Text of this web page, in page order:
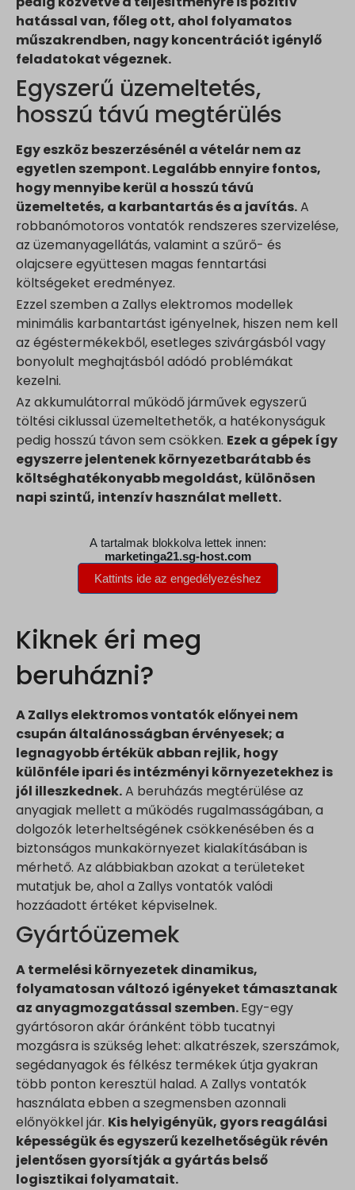
hatással van, főleg ott, ahol folyamatos
műszakrendben, nagy koncentrációt igénylő
feladatokat végeznek.
Egyszerű üzemeltetés,
hosszú távú megtérülés
Egy eszköz beszerzésénél a vételár nem az
egyetlen szempont. Legalább ennyire fontos,
hogy mennyibe kerül a hosszú távú
üzemeltetés, a karbantartás és a javítás.A
robbanómotoros vontatók rendszeres szervizelése,
az üzemanyagellátás, valamint a szűrő- és
olajcsere együttesen magas fenntartási
költségeket eredményez.
Ezzel szemben a Zallys elektromos modellek
minimális karbantartást igényelnek, hiszen nem kell
az égéstermékekből, esetleges szivárgásból vagy
bonyolult meghajtásból adódó problémákat
kezelni.
Az akkumulátorral működő járművek egyszerű
töltési ciklussal üzemeltethetők, a hatékonyságuk
pedig hosszú távon sem csökken. Ezek a gépek így
egyszerre jelentenek környezetbarátabb és
költséghatékonyabb megoldást, különösen
napi szintű, intenzív használat mellett.
Kiknek éri meg
beruházni?
A Zallys elektromos vontatók előnyei nem
csupán általánosságban érvényesek; a
legnagyobb értékük abban rejlik, hogy
különféle ipari és intézményi környezetekhez is
jól illeszkednek.A beruházás megtérülése az
anyagiak mellett a működés rugalmasságában, a
dolgozók leterheltségének csökkenésében és a
biztonságos munkakörnyezet kialakításában is
mérhető. Az alábbiakban azokat a területeket
mutatjuk be, ahol a Zallys vontatók valódi
hozzáadott értéket képviselnek.
Gyártóüzemek
A termelési környezetek dinamikus,
folyamatosan változó igényeket támasztanak
az anyagmozgatással szemben.Egy-egy
gyártósoron akár óránként több tucatnyi
mozgásra is szükség lehet: alkatrészek, szerszámok,
segédanyagok és félkész termékek útja gyakran
több ponton keresztül halad. A Zallys vontatók
használata ebben a szegmensben azonnali
előnyökkel jár. Kis helyigényük, gyors reagálási
képességük és egyszerű kezelhetőségük révén
jelentősen gyorsítják a gyártás belső
logisztikai folyamatait.